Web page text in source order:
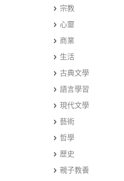
宗教
心靈
商業
生活
古典文學
語言學習
現代文學
藝術
哲學
歷史
親子教養